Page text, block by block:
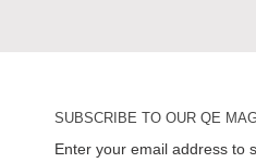
SUBSCRIBE TO OUR QE
Enter your email address to